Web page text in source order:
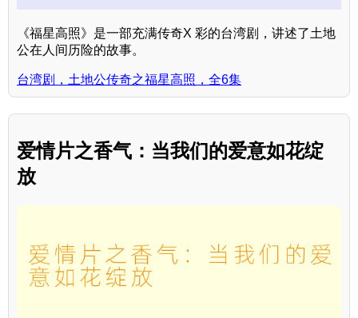
《福星高照》是一部充满传奇X 彩的台湾剧，讲述了土地
公在人间历险的故事。
台湾剧，土地公传奇之福星高照，全6集
爱情片之香气：当我们的爱意如花绽
放